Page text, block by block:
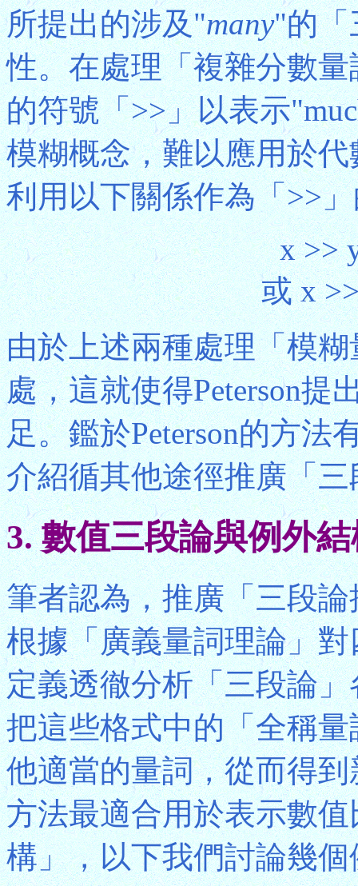
所提出的涉及"many"的「
性。在處理「複雜分數量
的符號「>>」以表示
模糊概念，難以應用於
利用以下關係作為「>>
x >>
或 x
由於上述兩種處理「模
處，這就使得Peterson提
足。鑑於Peterson的方法
介紹循其他途徑推廣「
3. 數值三段論與例外
筆者認為，推廣「三段
根據「廣義量詞理論」
定義透徹分析「三段論
把這些格式中的「全稱
他適當的量詞，從而得
方法最適合用於表示數
構」，以下我們討論幾個